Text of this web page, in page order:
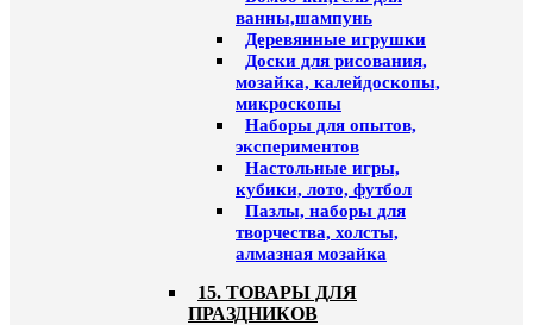
ванны,шампунь
Деревянные игрушки
Доски для рисования,
мозайка, калейдоскопы,
микроскопы
Наборы для опытов,
экспериментов
Настольные игры,
кубики, лото, футбол
Пазлы, наборы для
творчества, холсты,
алмазная мозайка
15. ТОВАРЫ ДЛЯ
ПРАЗДНИКОВ